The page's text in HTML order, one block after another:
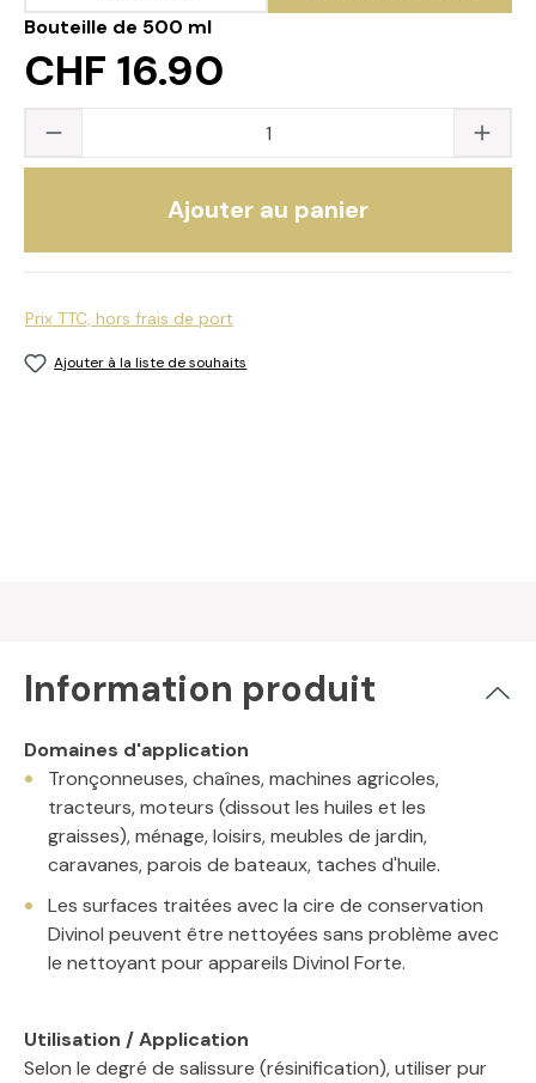
Bouteille de 500 ml
CHF 16.90
Quantité du produit : saisissez la valeur
Ajouter au panier
Prix TTC, hors frais de port
Ajouter à la liste de souhaits
Information produit
Domaines d'application
Tronçonneuses, chaînes, machines agricoles,
tracteurs, moteurs (dissout les huiles et les
graisses), ménage, loisirs, meubles de jardin,
caravanes, parois de bateaux, taches d'huile.
Les surfaces traitées avec la cire de conservation
Divinol peuvent être nettoyées sans problème avec
le nettoyant pour appareils Divinol Forte.
Utilisation / Application
Selon le degré de salissure (résinification), utiliser pur